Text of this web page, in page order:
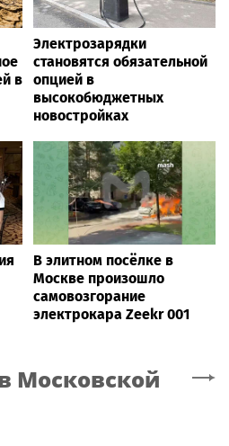
в
Электрозарядки
становятся обязательной
опцией в
высокобюджетных
новостройках
В элитном посёлке в
Москве произошло
самовозгорание
электрокара Zeekr 001
Московской